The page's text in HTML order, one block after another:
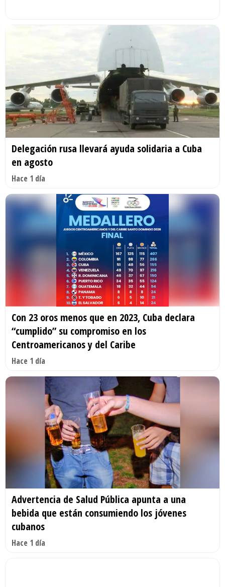
Delegación rusa llevará ayuda solidaria a Cuba
en agosto
Hace 1 día
Con 23 oros menos que en 2023, Cuba declara
“cumplido” su compromiso en los
Centroamericanos y del Caribe
Hace 1 día
Advertencia de Salud Pública apunta a una
bebida que están consumiendo los jóvenes
cubanos
Hace 1 día